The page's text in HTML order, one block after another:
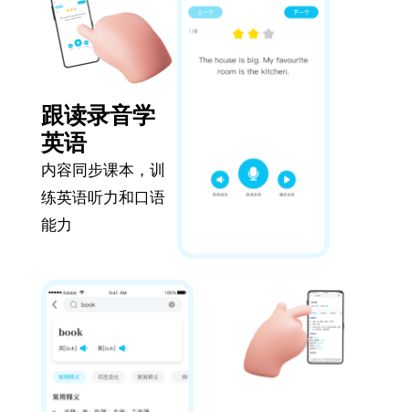
跟读录音学
英语
内容同步课本，训
练英语听力和口语
能力